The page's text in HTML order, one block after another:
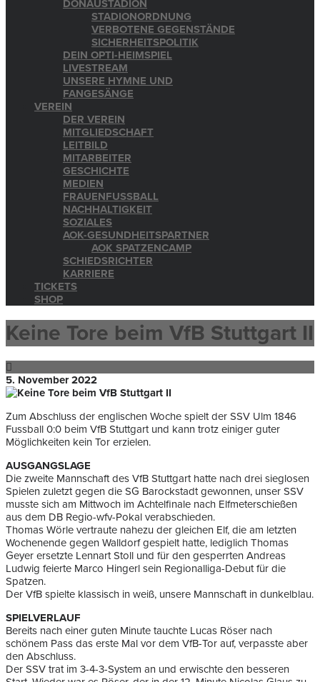
DONAUSTADION
STADIONORDNUNG
VERBOTENE GEGENSTÄNDE
SICHERHEITSPOLITIK
DEIN OPTI-HEIMSPIEL
LIVESTREAM
UNSERE HYMNE UND
FANGESÄNGE
VEREIN
DER VEREIN
MITGLIEDSCHAFT
LEITBILD
MITARBEITER
GESCHICHTE
MEDIEN
FRAUENFUSSBALL
NACHHALTIGKEIT
SOZIALES
AOK-GESUNDHEITSPARTNER
AOK SPATZENCAMP
SCHIEDSRICHTER
KARRIERE
TICKETS
SHOP
Keine Tore beim VfB Stuttgart II
5. November 2022
Zum Abschluss der englischen Woche spielt der SSV Ulm 1846
Fussball 0:0 beim VfB Stuttgart und kann trotz einiger guter
Möglichkeiten kein Tor erzielen.
AUSGANGSLAGE
Die zweite Mannschaft des VfB Stuttgart hatte nach drei sieglosen
Spielen zuletzt gegen die SG Barockstadt gewonnen, unser SSV
musste sich am Mittwoch im Achtelfinale nach Elfmeterschießen
aus dem DB Regio-wfv-Pokal verabschieden.
Thomas Wörle vertraute nahezu der gleichen Elf, die am letzten
Wochenende gegen Walldorf gespielt hatte, lediglich Thomas
Geyer ersetzte Lennart Stoll und für den gesperrten Andreas
Ludwig feierte Marco Hingerl sein Regionalliga-Debut für die
Spatzen.
Der VfB spielte klassisch in weiß, unsere Mannschaft in dunkelblau.
SPIELVERLAUF
Bereits nach einer guten Minute tauchte Lucas Röser nach
schönem Pass das erste Mal vor dem VfB-Tor auf, verpasste aber
den Abschluss.
Der SSV trat im 3-4-3-System an und erwischte den besseren